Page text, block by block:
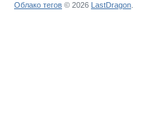
Облако тегов © 2026 LastDragon